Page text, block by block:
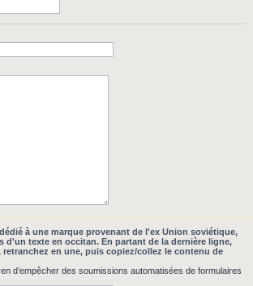
à une marque provenant de l'ex Union soviétique,
d'un texte en occitan. En partant de la dernière ligne,
en une, puis copiez/collez le contenu de
d’empêcher des soumissions automatisées de formulaires